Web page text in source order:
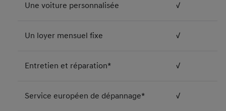
Une voiture personnalisée √
Un loyer mensuel fixe √
Entretien et réparation* √
Service européen de dépannage* √